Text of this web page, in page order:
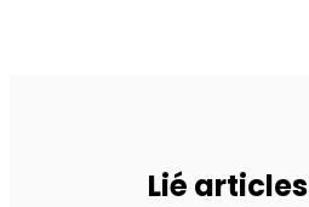
Lié articles